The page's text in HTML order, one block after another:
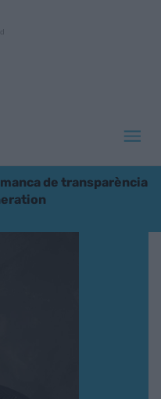
de transparència